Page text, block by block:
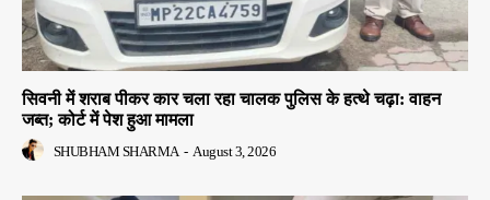
सिवनी में शराब पीकर कार चला रहा चालक पुलिस के हत्थे चढ़ा: वाहन
जब्त; कोर्ट में पेश हुआ मामला
SHUBHAM SHARMA - August 3, 2026